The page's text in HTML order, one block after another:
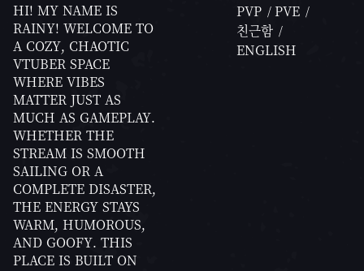
HI! MY NAME IS
RAINY! WELCOME TO
A COZY, CHAOTIC
VTUBER SPACE
WHERE VIBES
MATTER JUST AS
MUCH AS GAMEPLAY.
WHETHER THE
STREAM IS SMOOTH
SAILING OR A
COMPLETE DISASTER,
THE ENERGY STAYS
WARM, HUMOROUS,
AND GOOFY. THIS
PLACE IS BUILT ON
PVP
PVE
친근함
ENGLISH